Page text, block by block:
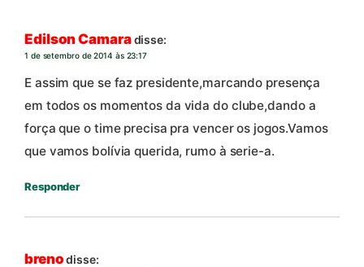
Edilson Camaradisse:
1 de setembro de 2014 às 23:17
E assim que se faz presidente,marcando presença
em todos os momentos da vida do clube,dando a
força que o time precisa pra vencer os jogos.Vamos
que vamos bolívia querida, rumo à serie-a.
Responder
breno disse: